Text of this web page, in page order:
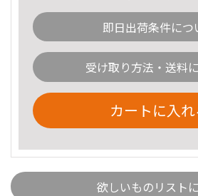
即日出荷条件につ
受け取り方法・送料
カートに入れ
欲しいものリスト